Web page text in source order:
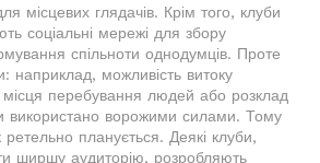
місцевих глядачів. Крім того, клуби
соціальні мережі для збору
спільноти однодумців. Проте
наприклад, можливість витоку
місця перебування людей або розклад
використано ворожими силами. Тому
ретельно планується. Деякі клуби,
ширшу аудиторію, розробляють